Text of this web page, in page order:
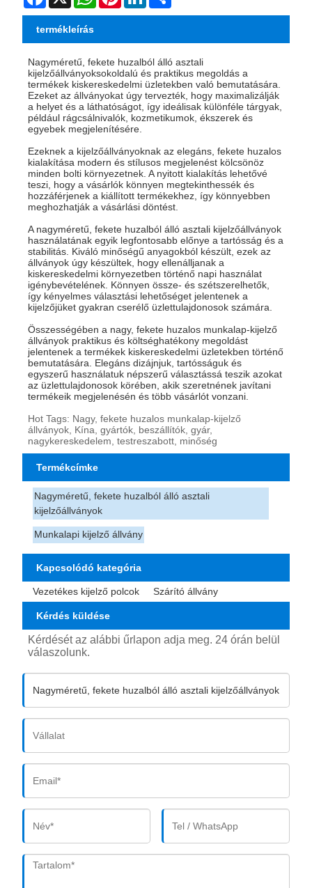
termékleírás
Nagyméretű, fekete huzalból álló asztali
kijelzőállványoksokoldalú és praktikus megoldás a
termékek kiskereskedelmi üzletekben való bemutatására.
Ezeket az állványokat úgy tervezték, hogy maximalizálják
a helyet és a láthatóságot, így ideálisak különféle tárgyak,
például rágcsálnivalók, kozmetikumok, ékszerek és
egyebek megjelenítésére.
Ezeknek a kijelzőállványoknak az elegáns, fekete huzalos
kialakítása modern és stílusos megjelenést kölcsönöz
minden bolti környezetnek. A nyitott kialakítás lehetővé
teszi, hogy a vásárlók könnyen megtekinthessék és
hozzáférjenek a kiállított termékekhez, így könnyebben
meghozhatják a vásárlási döntést.
A nagyméretű, fekete huzalból álló asztali kijelzőállványok
használatának egyik legfontosabb előnye a tartósság és a
stabilitás. Kiváló minőségű anyagokból készült, ezek az
állványok úgy készültek, hogy ellenálljanak a
kiskereskedelmi környezetben történő napi használat
igénybevételének. Könnyen össze- és szétszerelhetők,
így kényelmes választási lehetőséget jelentenek a
kijelzőjüket gyakran cserélő üzlettulajdonosok számára.
Összességében a nagy, fekete huzalos munkalap-kijelző
állványok praktikus és költséghatékony megoldást
jelentenek a termékek kiskereskedelmi üzletekben történő
bemutatására. Elegáns dizájnjuk, tartósságuk és
egyszerű használatuk népszerű választássá teszik azokat
az üzlettulajdonosok körében, akik szeretnének javítani
termékeik megjelenésén és több vásárlót vonzani.
Hot Tags: Nagy, fekete huzalos munkalap-kijelző
állványok, Kína, gyártók, beszállítók, gyár,
nagykereskedelem, testreszabott, minőség
Termékcímke
Nagyméretű, fekete huzalból álló asztali
kijelzőállványok
Munkalapi kijelző állvány
Kapcsolódó kategória
Vezetékes kijelző polcok Szárító állvány
Kérdés küldése
Kérdését az alábbi űrlapon adja meg. 24 órán belül
válaszolunk.